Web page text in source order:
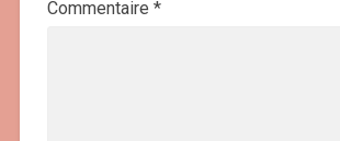
Commentaire *